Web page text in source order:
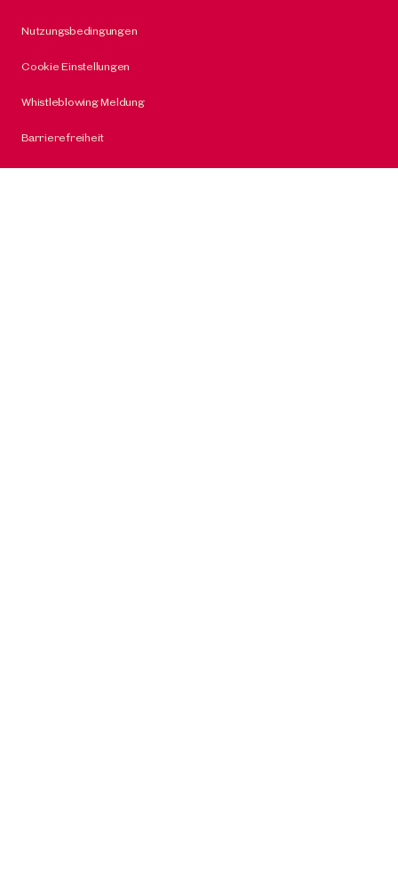
Nutzungsbedingungen
Cookie Einstellungen
Whistleblowing Meldung
Barrierefreiheit